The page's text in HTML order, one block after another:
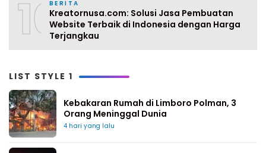
10BERITA
Kreatornusa.com: Solusi Jasa Pembuatan
Website Terbaik di Indonesia dengan Harga
Terjangkau
LIST STYLE 1
Kebakaran Rumah di Limboro Polman, 3
Orang Meninggal Dunia
4 hari yang lalu